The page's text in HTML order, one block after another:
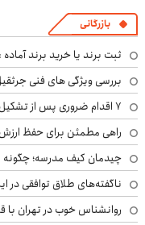
بازرگانی
ثبت برند یا خرید برند
بررسی ویژگی های فنی
۷ اقدام ضروری پس از تشکیل پرونده مواد مخدر؛ راهنمای خانواده‌ها
راهی مطمئن برای حفظ
چیدمان کیف مدرسه؛
ناگفته‌های طلاق توافقی
روانشناس خوب در تهران